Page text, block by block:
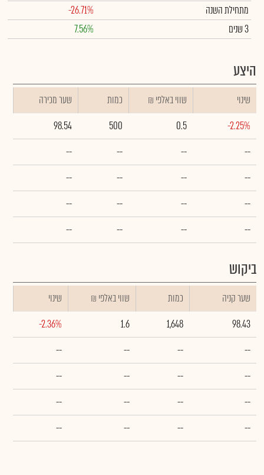
מתחילת השנה
-26.71%
3 שנים
7.56%
היצע
שינוי ₪ שווי באלפי כמות
שער מכירה
-2.25%
0.5
500
98.54
--
--
--
--
--
--
--
--
--
--
--
--
--
--
--
--
ביקוש
שער קניה כמות ₪ שווי באלפי
שינוי
98.43
1,648
1.6
-2.36%
--
--
--
--
--
--
--
--
--
--
--
--
--
--
--
--